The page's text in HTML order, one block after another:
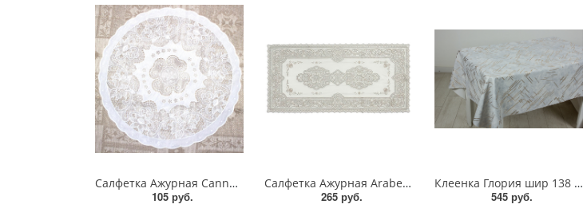
Салфетка Ажурная Canna 40см
105 руб.
Салфетка Ажурная Arabesque 40*84см
265 руб.
Клеенка Глория шир 138 см/цена за 1 метр
545 руб.